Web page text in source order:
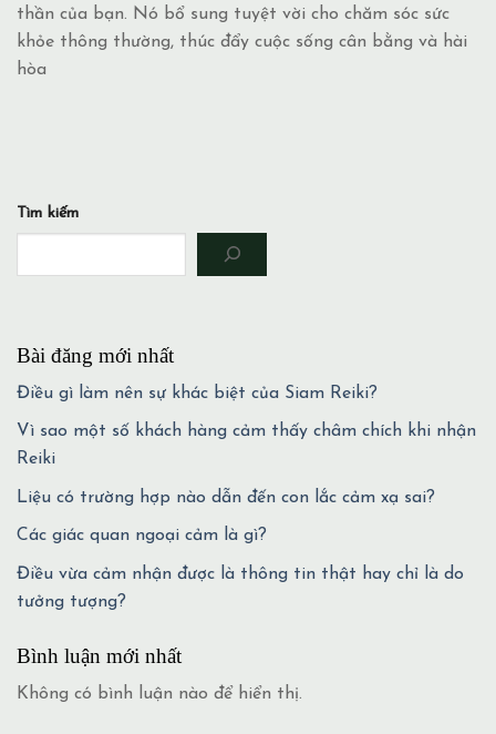
thần của bạn. Nó bổ sung tuyệt vời cho chăm sóc sức
khỏe thông thường, thúc đẩy cuộc sống cân bằng và hài
hòa
Tìm kiếm
Bài đăng mới nhất
Điều gì làm nên sự khác biệt của Siam Reiki?
Vì sao một số khách hàng cảm thấy châm chích khi nhận
Reiki
Liệu có trường hợp nào dẫn đến con lắc cảm xạ sai?
Các giác quan ngoại cảm là gì?
Điều vừa cảm nhận được là thông tin thật hay chỉ là do
tưởng tượng?
Bình luận mới nhất
Không có bình luận nào để hiển thị.